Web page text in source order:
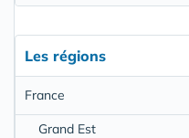
Les régions
France
Grand Est